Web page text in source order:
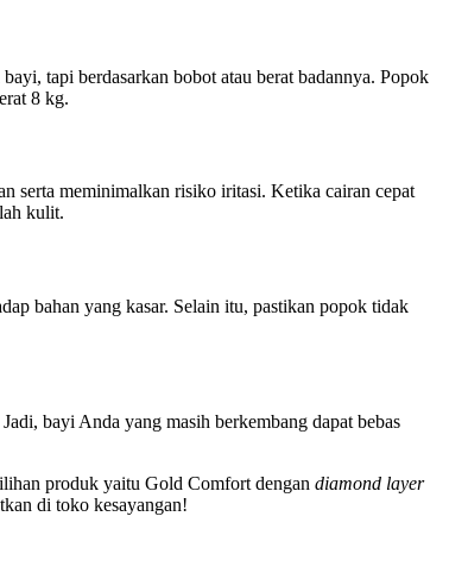
tapi berdasarkan bobot atau berat badannya. Popok
8 kg.
serta meminimalkan risiko iritasi. Ketika cairan cepat
kulit.
bahan yang kasar. Selain itu, pastikan popok tidak
bayi Anda yang masih berkembang dapat bebas
produk yaitu Gold Comfort dengan diamond layer
di toko kesayangan!